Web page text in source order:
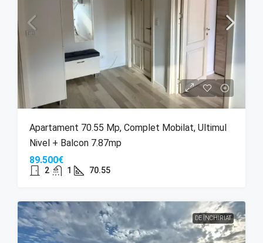
Apartament 70.55 Mp, Complet Mobilat, Ultimul
Nivel + Balcon 7.87mp
89.500€
2 1 70.55
DE ÎNCHIRIAT